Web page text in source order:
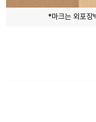
*마크는 외포장